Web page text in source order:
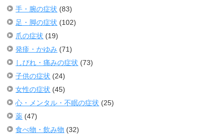
手・腕の症状 (83)
足・脚の症状 (102)
爪の症状 (19)
発疹・かゆみ (71)
しびれ・痛みの症状 (73)
子供の症状 (24)
女性の症状 (45)
心・メンタル・不眠の症状 (25)
薬 (47)
食べ物・飲み物 (32)